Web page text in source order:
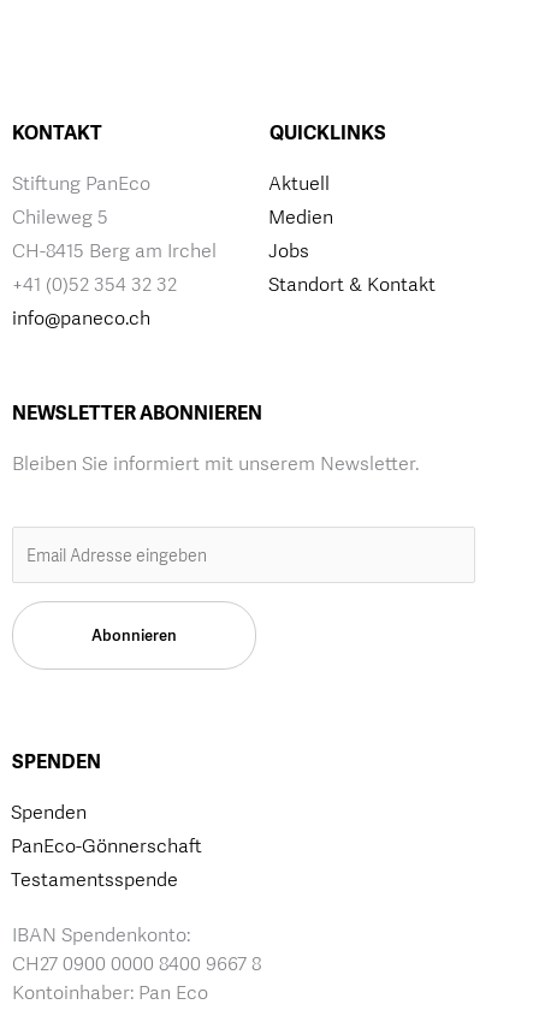
KONTAKT
Stiftung PanEco
Chileweg 5
CH-8415 Berg am Irchel
+41 (0)52 354 32 32
info@paneco.ch
QUICKLINKS
Aktuell
Medien
Jobs
Standort & Kontakt
NEWSLETTER ABONNIEREN
Bleiben Sie informiert mit unserem Newsletter.
SPENDEN
Spenden
PanEco-Gönnerschaft
Testamentsspende
IBAN Spendenkonto:
CH27 0900 0000 8400 9667 8
Kontoinhaber: Pan Eco